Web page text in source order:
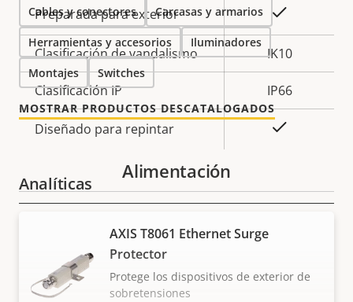
Preparada para exterior
Clasificación de vandalismo IK10
Clasificación IP IP66
Diseñado para repintar
Analíticas
propiedad
Valor de
la
propiedad
Versión Autotracking
Ayuda de orientación
Cables y conectores Carcasas y armarios
Herramientas y accesorios Iluminadores
Montajes Switches
MOSTRAR PRODUCTOS DESCATALOGADOS
Alimentación
AXIS T8061 Ethernet Surge
Protector
Protege los dispositivos de exterior de
sobretensiones